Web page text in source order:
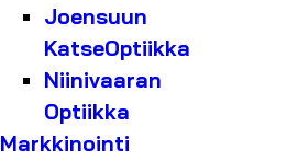
Joensuun
KatseOptiikka
Niinivaaran
Optiikka
Markkinointi